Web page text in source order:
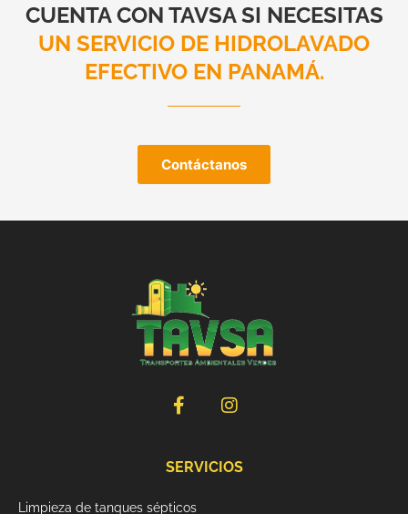
CUENTA CON TAVSA SI NECESITAS
UN SERVICIO DE HIDROLAVADO
EFECTIVO EN PANAMÁ.
Contáctanos
F
a
b
o
I
n
a
SERVICIOS
Limpieza de tanques sépticos